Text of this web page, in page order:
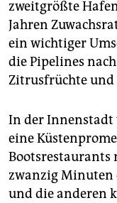
zweitgrößte
Jahren
ein wichtiger
die Pipelines
Zitrusfrüchte und
In der Innenstadt
eine
Bootsrestaurants
zwanzig Minuten
und die anderen